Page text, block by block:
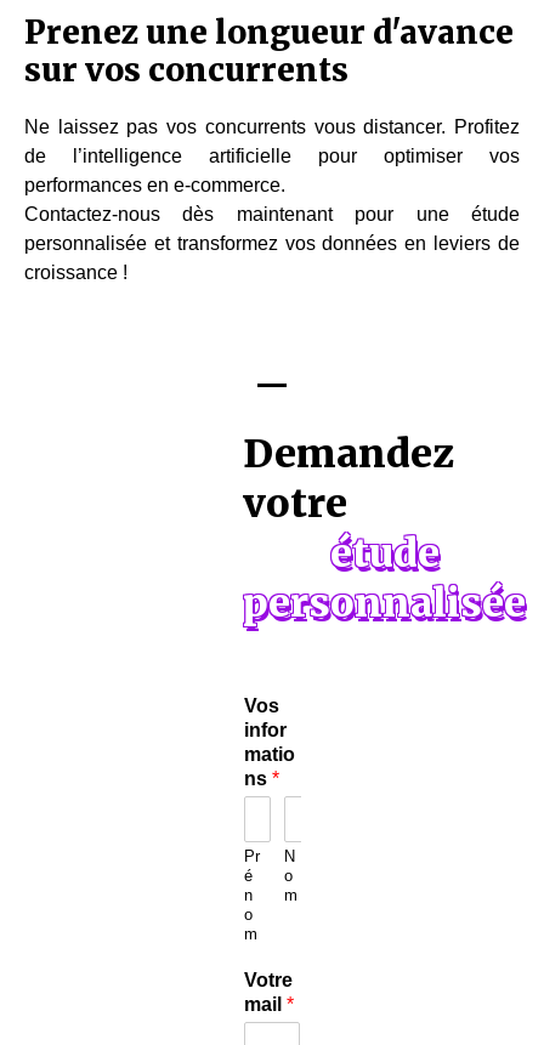
Prenez une longueur d'avance
sur vos concurrents
Ne laissez pas vos concurrents vous distancer. Profitez
de l’intelligence artificielle pour optimiser vos
performances en e-commerce.
Contactez-nous dès maintenant pour une étude
personnalisée et transformez vos données en leviers de
croissance !
Demandez
votre
étude
personnalisée
Vos
infor
matio
ns *
Pr
é
n
o
m
N
o
m
Votre
mail *